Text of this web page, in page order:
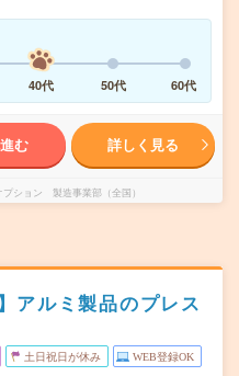
40代 50代 60代
む 詳しく見る
ション 製造事業部（全国）
アルミ製品のプレス
土日祝日が休み WEB登録OK